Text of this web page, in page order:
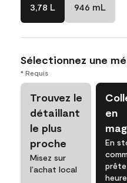
3,78 L 946 mL
Sélectionnez une
* Requis
Trouvez le
détaillant
le plus
proche
Misez sur
l’achat local
en
En